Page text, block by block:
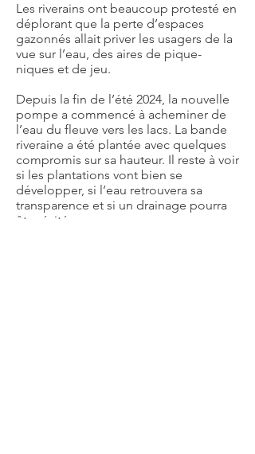
Les riverains ont beaucoup protesté en
déplorant que la perte d’espaces
gazonnés allait priver les usagers de la
vue sur l’eau, des aires de pique-
niques et de jeu.
Depuis la fin de l’été 2024, la nouvelle
pompe a commencé à acheminer de
l’eau du fleuve vers les lacs. La bande
riveraine a été plantée avec quelques
compromis sur sa hauteur. Il reste à voir
si les plantations vont bien se
développer, si l’eau retrouvera sa
transparence et si un drainage pourra
être évité.